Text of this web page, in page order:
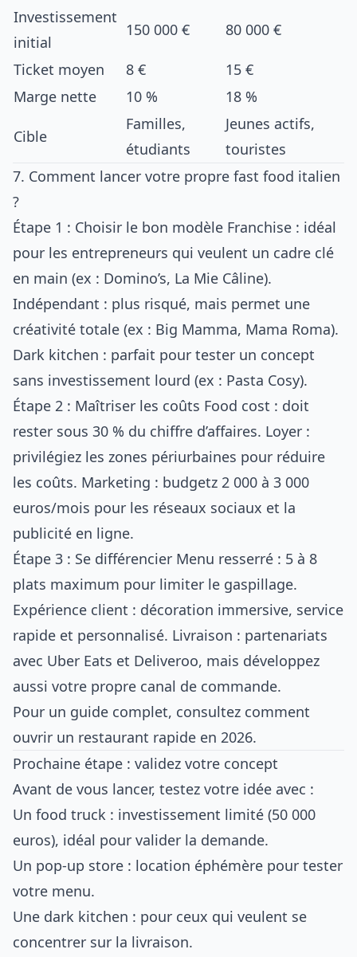
Investissement
initial
150 000 € 80 000 €
Ticket moyen 8 €
15 €
Marge nette
10 % 18 %
Cible
Familles,
étudiants
Jeunes actifs,
touristes
7. Comment lancer votre propre fast food italien
?
Étape 1 : Choisir le bon modèle Franchise : idéal
pour les entrepreneurs qui veulent un cadre clé
en main (ex : Domino’s, La Mie Câline).
Indépendant : plus risqué, mais permet une
créativité totale (ex : Big Mamma, Mama Roma).
Dark kitchen : parfait pour tester un concept
sans investissement lourd (ex : Pasta Cosy).
Étape 2 : Maîtriser les coûts Food cost : doit
rester sous 30 % du chiffre d’affaires. Loyer :
privilégiez les zones périurbaines pour réduire
les coûts. Marketing : budgetz 2 000 à 3 000
euros/mois pour les réseaux sociaux et la
publicité en ligne.
Étape 3 : Se différencier Menu resserré : 5 à 8
plats maximum pour limiter le gaspillage.
Expérience client : décoration immersive, service
rapide et personnalisé. Livraison : partenariats
avec Uber Eats et Deliveroo, mais développez
aussi votre propre canal de commande.
Pour un guide complet, consultez comment
ouvrir un restaurant rapide en 2026.
Prochaine étape : validez votre concept
Avant de vous lancer, testez votre idée avec :
Un food truck : investissement limité (50 000
euros), idéal pour valider la demande.
Un pop-up store : location éphémère pour tester
votre menu.
Une dark kitchen : pour ceux qui veulent se
concentrer sur la livraison.